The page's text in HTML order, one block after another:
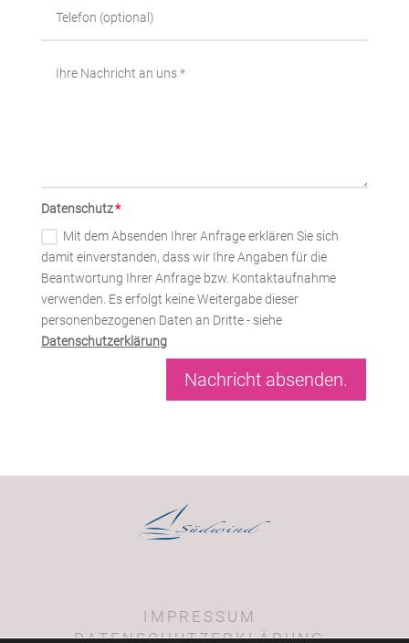
Datenschutz
Mit dem Absenden Ihrer Anfrage erklären Sie sich
damit einverstanden, dass wir Ihre Angaben für die
Beantwortung Ihrer Anfrage bzw. Kontaktaufnahme
verwenden. Es erfolgt keine Weitergabe dieser
personenbezogenen Daten an Dritte - siehe
Datenschutzerklärung
Nachricht absenden.
IMPRESSUM
DATENSCHUTZERKLÄRUNG